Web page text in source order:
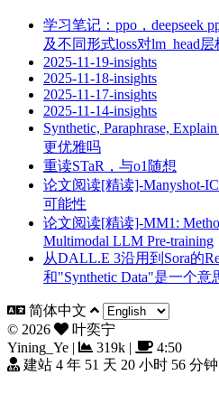
学习笔记：ppo，deepseek
及不同形式loss对lm_head
2025-11-19-insights
2025-11-18-insights
2025-11-17-insights
2025-11-14-insights
Synthetic, Paraphrase,
更优雅吗
重读STaR，与o1随想
论文阅读[精读]-Manyshot-
可能性
论文阅读[精读]-MM1:
Multimodal LLM Pre-training
从DALL.E 3沿用到Sora的
和"Synthetic Data"是一个意
简体中文
© 2026
叶奕宁
Yining_Ye | 319k |
4:50
建站 4 年 51 天 20 小时 56 分